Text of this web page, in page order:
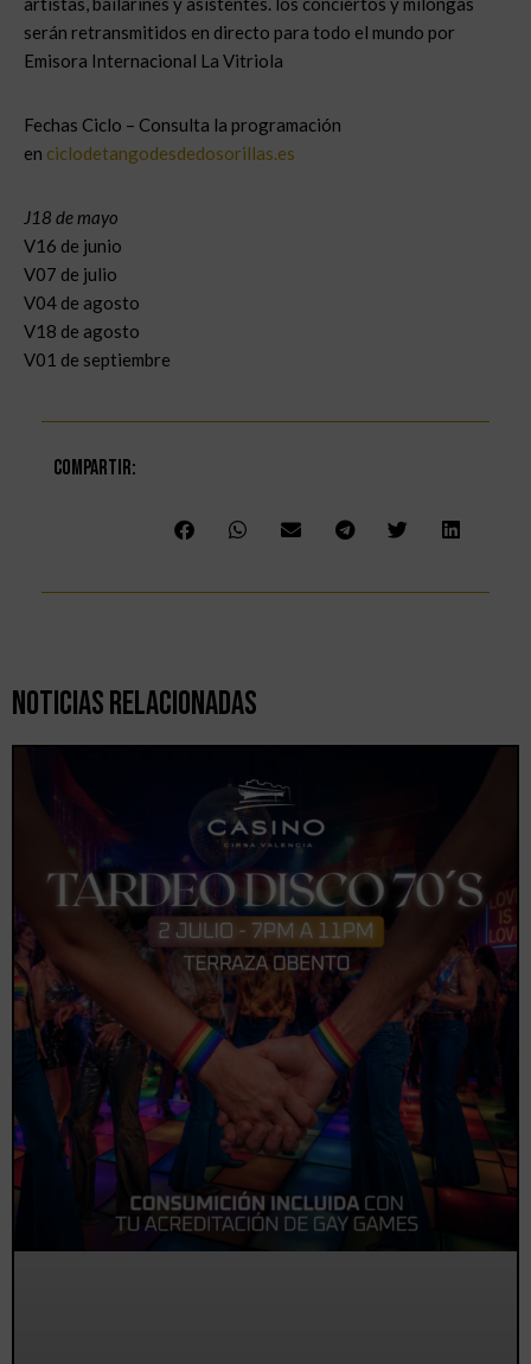
serán retransmitidos en directo para todo el mundo por
Emisora Internacional La Vitriola
Fechas Ciclo – Consulta la programación
en ciclodetangodesdedosorillas.es
J18 de mayo
V16 de junio
V07 de julio
V04 de agosto
V18 de agosto
V01 de septiembre
Compartir:
Noticias Relacionadas